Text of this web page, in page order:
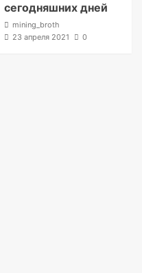
сегодняшних дней
mining_broth
23 апреля 2021
0